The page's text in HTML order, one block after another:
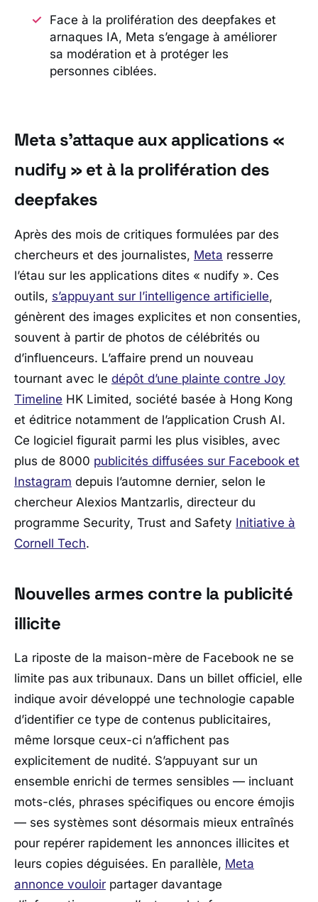
Face à la prolifération des deepfakes et
arnaques IA, Meta s’engage à améliorer
sa modération et à protéger les
personnes ciblées.
Meta s’attaque aux applications «
nudify » et à la prolifération des
deepfakes
Après des mois de critiques formulées par des
chercheurs et des journalistes, Meta resserre
l’étau sur les applications dites « nudify ». Ces
outils, s’appuyant sur l’intelligence artificielle,
génèrent des images explicites et non consenties,
souvent à partir de photos de célébrités ou
d’influenceurs. L’affaire prend un nouveau
tournant avec le dépôt d’une plainte contre Joy
Timeline HK Limited, société basée à Hong Kong
et éditrice notamment de l’application Crush AI.
Ce logiciel figurait parmi les plus visibles, avec
plus de 8000 publicités diffusées sur Facebook et
Instagram depuis l’automne dernier, selon le
chercheur Alexios Mantzarlis, directeur du
programme Security, Trust and Safety Initiative à
Cornell Tech.
Nouvelles armes contre la publicité
illicite
La riposte de la maison-mère de Facebook ne se
limite pas aux tribunaux. Dans un billet officiel, elle
indique avoir développé une technologie capable
d’identifier ce type de contenus publicitaires,
même lorsque ceux-ci n’affichent pas
explicitement de nudité. S’appuyant sur un
ensemble enrichi de termes sensibles — incluant
mots-clés, phrases spécifiques ou encore émojis
— ses systèmes sont désormais mieux entraînés
pour repérer rapidement les annonces illicites et
leurs copies déguisées. En parallèle, Meta
annonce vouloir partager davantage